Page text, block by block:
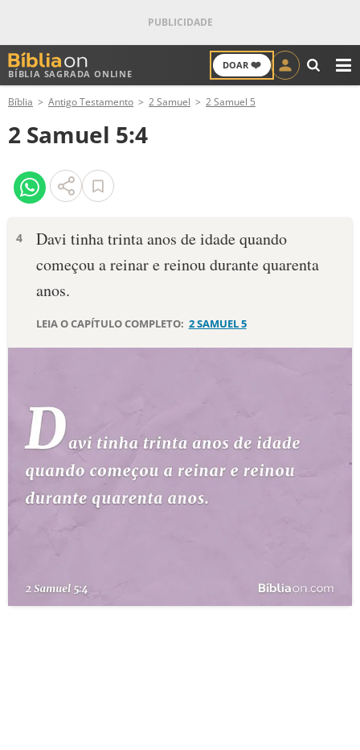
BÍBLIA SAGRADA ONLINE
DOAR ❤️
ANTIGO TESTAMENTO
NOVO TESTAMENTO
VERSÍCULOS
PALAVRA DO DIA
DEVOCIONAL DIÁRIO
ESTUDOS BÍBLICOS
ESBOÇOS DE PREGAÇÃO
TERMO BÍBLICO
Bíblia Antigo Testamento 2 Samuel 2 Samuel 5
2 Samuel 5:4
4
Davi tinha trinta anos de idade quando
começou a reinar e reinou durante quarenta
anos.
LEIA O CAPÍTULO COMPLETO: 2 SAMUEL 5